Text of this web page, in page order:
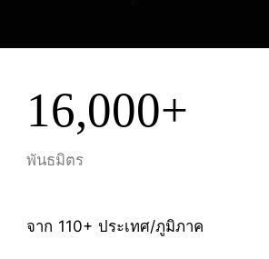
16,000+
พันธมิตร
จาก 110+ ประเทศ/ภูมิภาค